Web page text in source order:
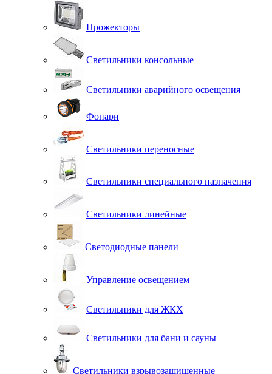
Прожекторы
Светильники консольные
Светильники аварийного освещения
Фонари
Светильники переносные
Светильники специального назначения
Светильники линейные
Светодиодные панели
Управление освещением
Светильники для ЖКХ
Светильники для бани и сауны
Светильники взрывозащищенные